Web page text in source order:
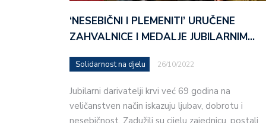
‘NESEBIČNI I PLEMENITI’ URUČENE
ZAHVALNICE I MEDALJE JUBILARNIM…
Solidarnost na djelu 26/10/2022
Jubilarni darivatelji krvi već 69 godina na
veličanstven način iskazuju ljubav, dobrotu i
nesebičnost. Zadužili su cijelu zajednicu, postali